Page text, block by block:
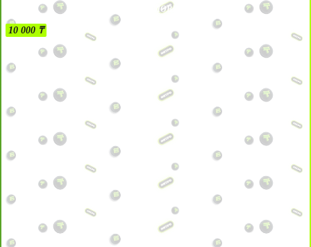
БЕЗ УСЛОВИЙ
10 000 ₸